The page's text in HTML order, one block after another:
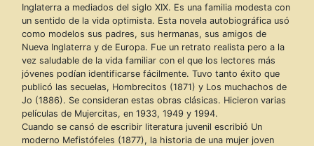
Inglaterra a mediados del siglo XIX. Es una familia modesta con
un sentido de la vida optimista. Esta novela autobiográfica usó
como modelos sus padres, sus hermanas, sus amigos de
Nueva Inglaterra y de Europa. Fue un retrato realista pero a la
vez saludable de la vida familiar con el que los lectores más
jóvenes podían identificarse fácilmente. Tuvo tanto éxito que
publicó las secuelas, Hombrecitos (1871) y Los muchachos de
Jo (1886). Se consideran estas obras clásicas. Hicieron varias
películas de Mujercitas, en 1933, 1949 y 1994.
Cuando se cansó de escribir literatura juvenil escribió Un
moderno Mefistófeles (1877), la historia de una mujer joven